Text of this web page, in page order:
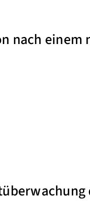
nach einem